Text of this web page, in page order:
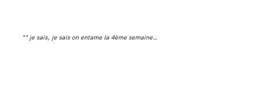
A PROPOS
** je sais, je sais on entame la 4ème semaine…